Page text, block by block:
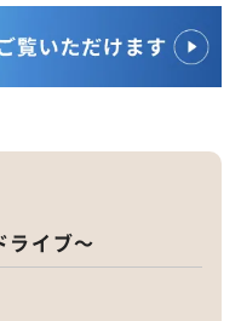
ライブ～